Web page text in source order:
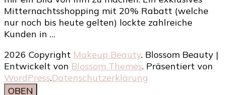
Mitternachtsshopping mit 20% Rabatt (welche
nur noch bis heute gelten) lockte zahlreiche
Kunden in …
2026 Copyright Makeup Beauty. Blossom Beauty |
Entwickelt von Blossom Themes. Präsentiert von
WordPress.Datenschutzerklärung
OBEN